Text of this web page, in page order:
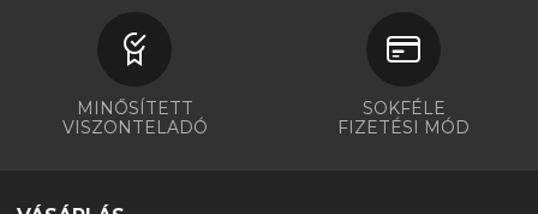
MINŐSÍTETT
VISZONTELADÓ
SOKFÉLE
FIZETÉSI MÓD